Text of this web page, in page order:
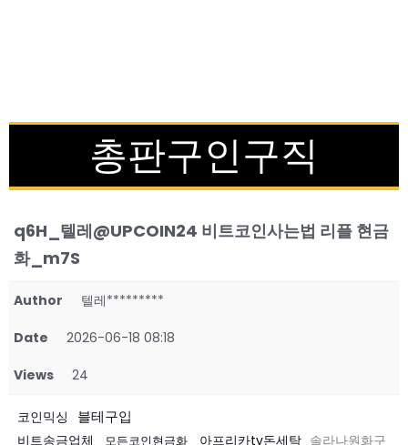
총판구인구직
q6H_텔레@UPCOIN24 비트코인사는법 리플 현금
화_m7S
Author 텔레*********
Date 2026-06-18 08:18
Views 24
코인믹싱 블테구입
비트송금업체 모든코인현금화 아프리카tv돈세탁 솔라나원화구